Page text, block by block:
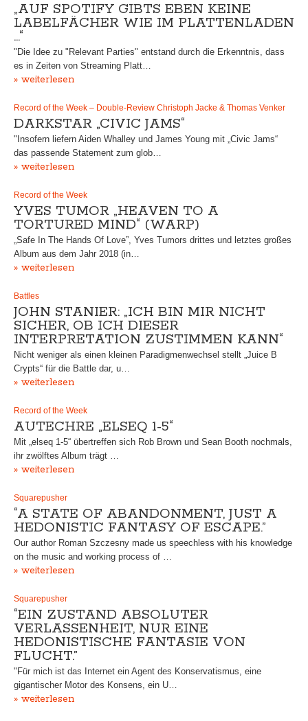
„AUF SPOTIFY GIBTS EBEN KEINE
LABELFÄCHER WIE IM PLATTENLADEN
…“
"Die Idee zu "Relevant Parties" entstand durch die Erkenntnis, dass
es in Zeiten von Streaming Platt…
» weiterlesen
Record of the Week – Double-Review Christoph Jacke & Thomas Venker
DARKSTAR „CIVIC JAMS“
"Insofern liefern Aiden Whalley und James Young mit „Civic Jams“
das passende Statement zum glob…
» weiterlesen
Record of the Week
YVES TUMOR „HEAVEN TO A
TORTURED MIND“ (WARP)
„Safe In The Hands Of Love”, Yves Tumors drittes und letztes großes
Album aus dem Jahr 2018 (in…
» weiterlesen
Battles
JOHN STANIER: „ICH BIN MIR NICHT
SICHER, OB ICH DIESER
INTERPRETATION ZUSTIMMEN KANN“
Nicht weniger als einen kleinen Paradigmenwechsel stellt „Juice B
Crypts“ für die Battle dar, u…
» weiterlesen
Record of the Week
AUTECHRE „ELSEQ 1-5“
Mit „elseq 1-5“ übertreffen sich Rob Brown und Sean Booth nochmals,
ihr zwölftes Album trägt …
» weiterlesen
Squarepusher
“A STATE OF ABANDONMENT, JUST A
HEDONISTIC FANTASY OF ESCAPE.”
Our author Roman Szczesny made us speechless with his knowledge
on the music and working process of …
» weiterlesen
Squarepusher
“EIN ZUSTAND ABSOLUTER
VERLASSENHEIT, NUR EINE
HEDONISTISCHE FANTASIE VON
FLUCHT.”
"Für mich ist das Internet ein Agent des Konservatismus, eine
gigantischer Motor des Konsens, ein U…
» weiterlesen